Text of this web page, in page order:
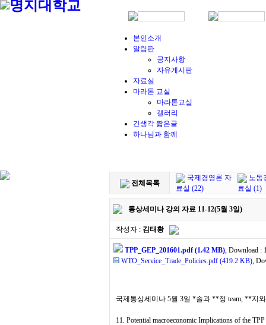
본인소개
알림판
공지사항
자유게시판
자료실
마라톤 교실
마라톤교실
갤러리
긴생각 짧은글
하나님과 함께
전체목록
국제경영론 자
료실 (22)
노동
료실 (1)
통상세미나 강의 자료 11-12(5월 3일)
작성자 : 김태황
TPP_GEP_201601.pdf (1.42 MB), Download :
WTO_Service_Trade_Policies.pdf (419.2 KB),
국제통상세미나 5월 3일 *솔과 **정 team, **지
11. Potential macroeconomic Implications of the TPP